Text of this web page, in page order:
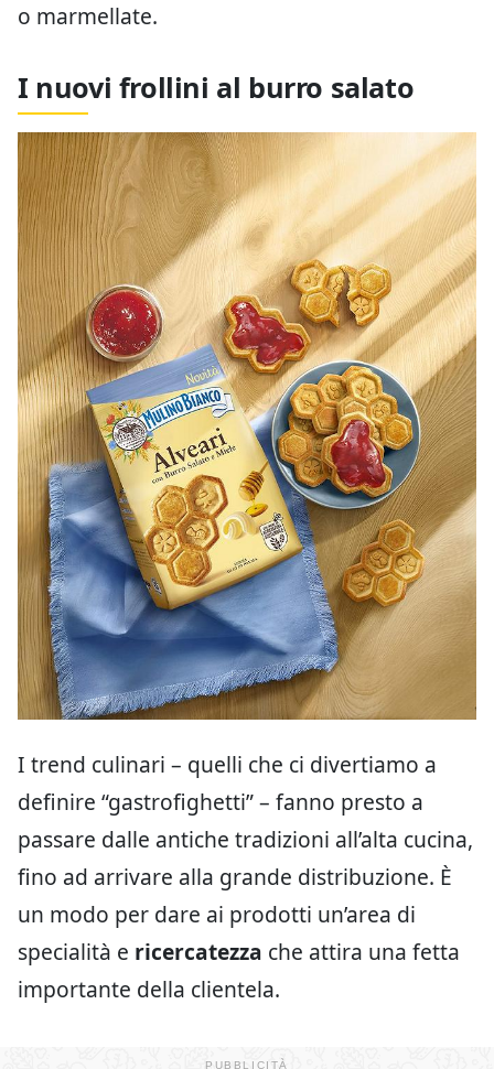
o marmellate.
I nuovi frollini al burro salato
I trend culinari – quelli che ci divertiamo a
definire “gastrofighetti” – fanno presto a
passare dalle antiche tradizioni all’alta cucina,
fino ad arrivare alla grande distribuzione. È
un modo per dare ai prodotti un’area di
specialità e ricercatezza che attira una fetta
importante della clientela.